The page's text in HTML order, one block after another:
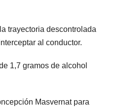
trayectoria descontrolada
al conductor.
1,7 gramos de alcohol
Masvernat para